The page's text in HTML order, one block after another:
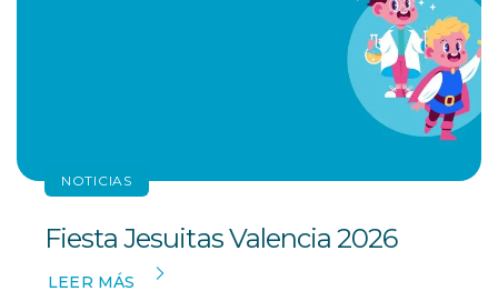
NOTICIAS
Fiesta Jesuitas Valencia 2026
LEER MÁS